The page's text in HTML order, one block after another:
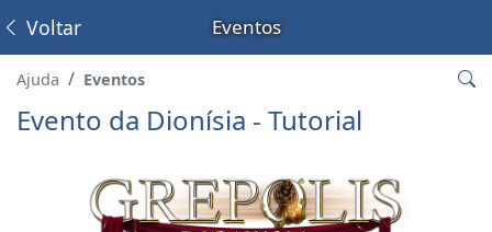
Eventos
Voltar
Ajuda Eventos
Evento da Dionísia - Tutorial